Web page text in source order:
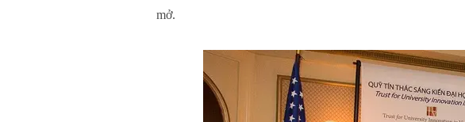
mở.